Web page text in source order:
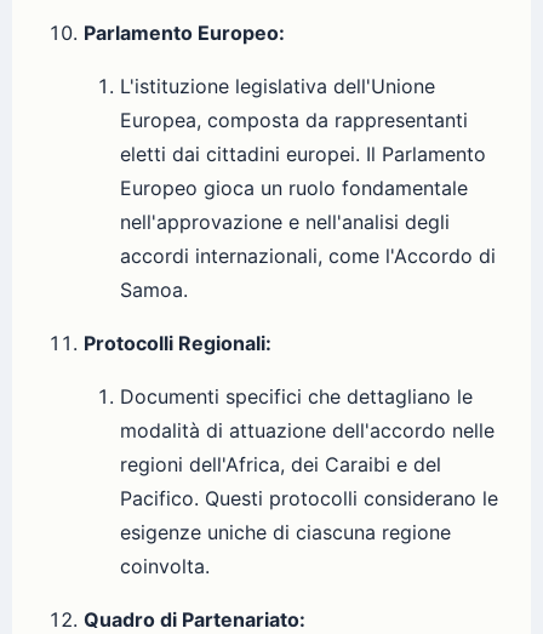
Parlamento Europeo:
L'istituzione legislativa dell'Unione
Europea, composta da rappresentanti
eletti dai cittadini europei. Il Parlamento
Europeo gioca un ruolo fondamentale
nell'approvazione e nell'analisi degli
accordi internazionali, come l'Accordo di
Samoa.
Protocolli Regionali:
Documenti specifici che dettagliano le
modalità di attuazione dell'accordo nelle
regioni dell'Africa, dei Caraibi e del
Pacifico. Questi protocolli considerano le
esigenze uniche di ciascuna regione
coinvolta.
Quadro di Partenariato: